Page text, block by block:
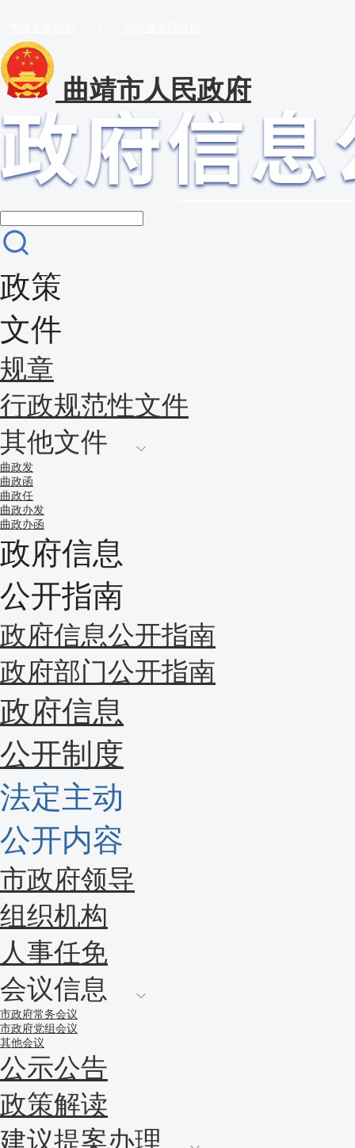
曲靖市人民政府
政策
文件
规章
行政规范性文件
其他文件
曲政发
曲政函
曲政任
曲政办发
曲政办函
政府信息
公开指南
政府信息公开指南
政府部门公开指南
政府信息
公开制度
法定主动
公开内容
市政府领导
组织机构
人事任免
会议信息
市政府常务会议
市政府党组会议
其他会议
公示公告
政策解读
建议提案办理